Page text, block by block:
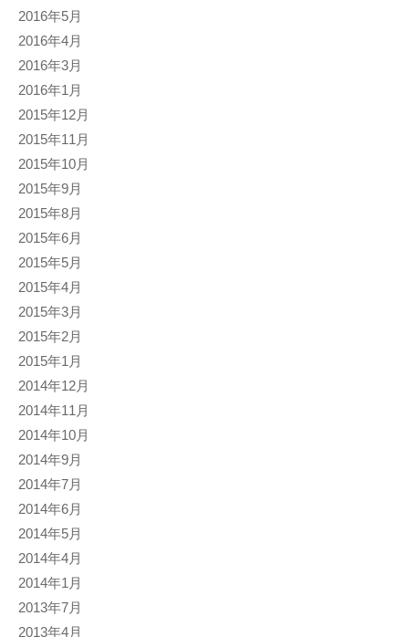
2016年5月
2016年4月
2016年3月
2016年1月
2015年12月
2015年11月
2015年10月
2015年9月
2015年8月
2015年6月
2015年5月
2015年4月
2015年3月
2015年2月
2015年1月
2014年12月
2014年11月
2014年10月
2014年9月
2014年7月
2014年6月
2014年5月
2014年4月
2014年1月
2013年7月
2013年4月